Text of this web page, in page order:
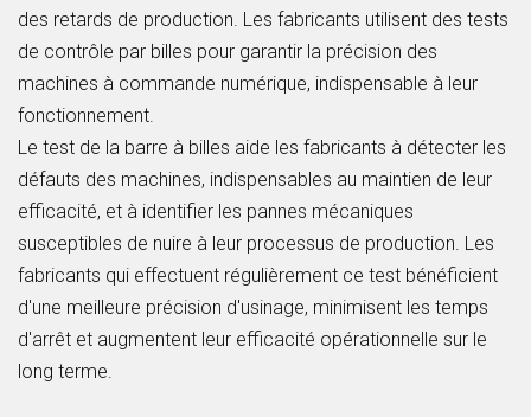
des retards de production. Les fabricants utilisent des tests
de contrôle par billes pour garantir la précision des
machines à commande numérique, indispensable à leur
fonctionnement.
Le test de la barre à billes aide les fabricants à détecter les
défauts des machines, indispensables au maintien de leur
efficacité, et à identifier les pannes mécaniques
susceptibles de nuire à leur processus de production. Les
fabricants qui effectuent régulièrement ce test bénéficient
d'une meilleure précision d'usinage, minimisent les temps
d'arrêt et augmentent leur efficacité opérationnelle sur le
long terme.